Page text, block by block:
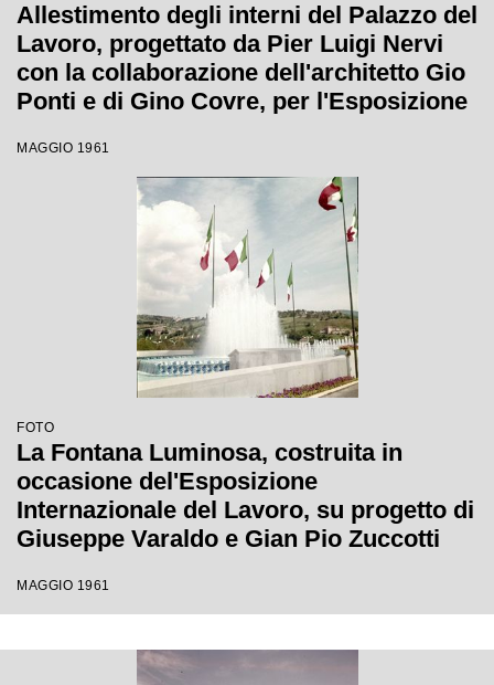
Allestimento degli interni del Palazzo del
Lavoro, progettato da Pier Luigi Nervi
con la collaborazione dell'architetto Gio
Ponti e di Gino Covre, per l'Esposizione
MAGGIO 1961
FOTO
La Fontana Luminosa, costruita in
occasione del'Esposizione
Internazionale del Lavoro, su progetto di
Giuseppe Varaldo e Gian Pio Zuccotti
MAGGIO 1961